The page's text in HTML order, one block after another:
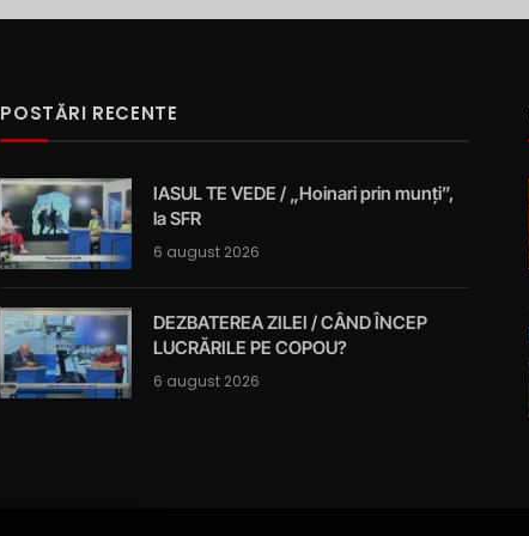
POSTĂRI RECENTE
IASUL TE VEDE / „Hoinari prin munți”,
la SFR
6 august 2026
DEZBATEREA ZILEI / CÂND ÎNCEP
LUCRĂRILE PE COPOU?
6 august 2026